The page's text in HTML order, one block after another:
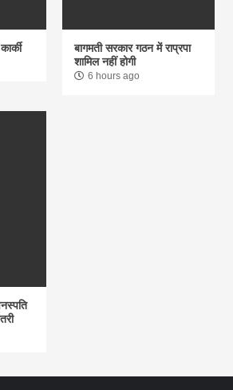
बागमती सरकार गठन में राप्रपा
शामिल नहीं होगी
6 hours ago